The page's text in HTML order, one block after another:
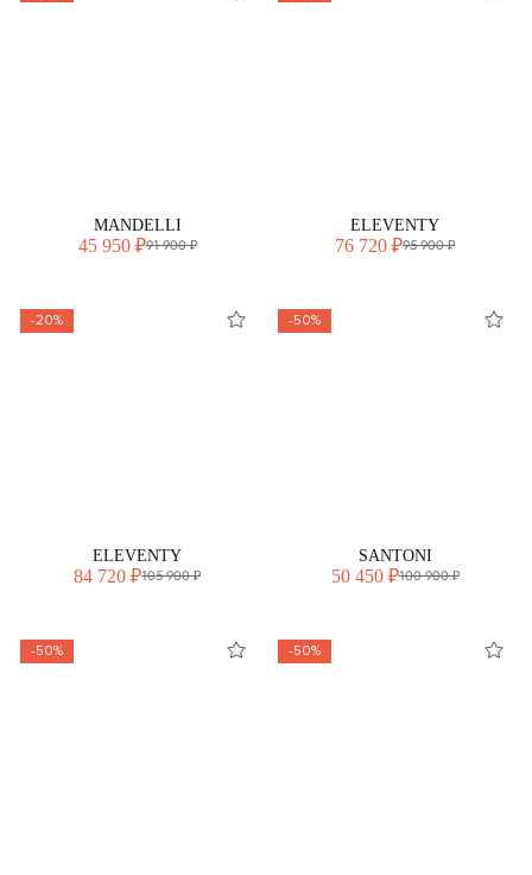
MANDELLI
45 950 ₽91 900 ₽
ELEVENTY
76 720 ₽95 900 ₽
-20%
ELEVENTY
84 720 ₽105 900 ₽
-50%
SANTONI
50 450 ₽100 900 ₽
-50% -50%